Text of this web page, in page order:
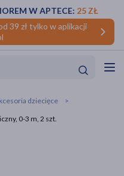
39 zł tylko w aplikacji
W APTECE: 25 ZŁ
dziecięce
0-3 m, 2 szt.